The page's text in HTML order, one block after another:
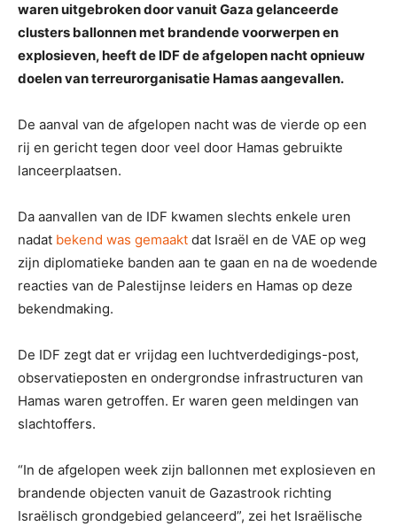
waren uitgebroken door vanuit Gaza gelanceerde
clusters ballonnen met brandende voorwerpen en
explosieven, heeft de IDF de afgelopen nacht opnieuw
doelen van terreurorganisatie Hamas aangevallen.
De aanval van de afgelopen nacht was de vierde op een
rij en gericht tegen door veel door Hamas gebruikte
lanceerplaatsen.
Da aanvallen van de IDF kwamen slechts enkele uren
nadat bekend was gemaakt dat Israël en de VAE op weg
zijn diplomatieke banden aan te gaan en na de woedende
reacties van de Palestijnse leiders en Hamas op deze
bekendmaking.
De IDF zegt dat er vrijdag een luchtverdedigings-post,
observatieposten en ondergrondse infrastructuren van
Hamas waren getroffen. Er waren geen meldingen van
slachtoffers.
“In de afgelopen week zijn ballonnen met explosieven en
brandende objecten vanuit de Gazastrook richting
Israëlisch grondgebied gelanceerd”, zei het Israëlische